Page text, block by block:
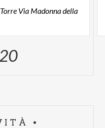
Via Madonna della
20